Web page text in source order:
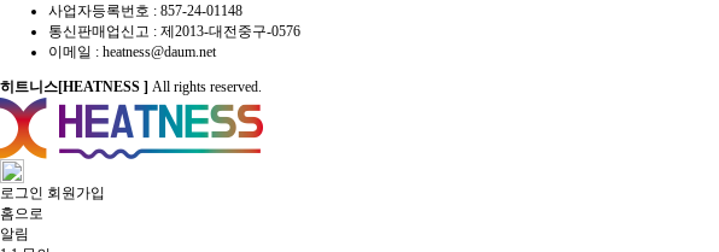
사업자등록번호 : 857-24-01148
통신판매업신고 : 제2013-대전중구-0576
이메일 : heatness@daum.net
히트니스[HEATNESS ] All rights reserved.
로그인 회원가입
홈으로
알림